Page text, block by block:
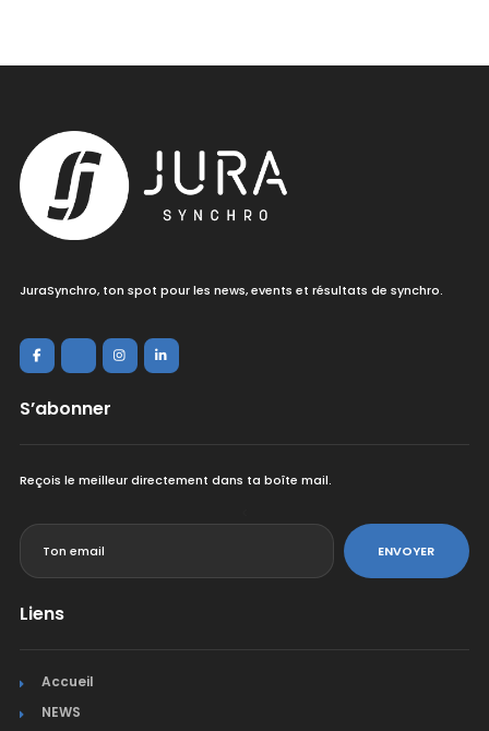
JuraSynchro, ton spot pour les news, events et résultats de synchro.
S’abonner
Reçois le meilleur directement dans ta boîte mail.
ENVOYER
Liens
Accueil
NEWS